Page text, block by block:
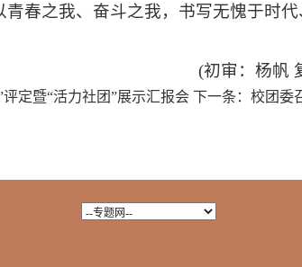
春之我、奋斗之我，书写无愧于时代
：孙志隆
定暨“活力社团”展示汇报会 下一条： 校团委